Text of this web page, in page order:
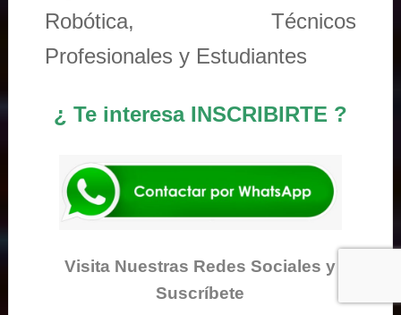
Robótica, Técnicos
Profesionales y Estudiantes
¿ Te interesa INSCRIBIRTE ?
Visita Nuestras Redes Sociales y
Suscríbete